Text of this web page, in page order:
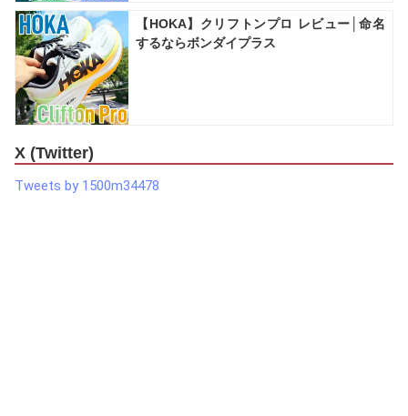
【HOKA】クリフトンプロ レビュー│命名
するならボンダイプラス
X (Twitter)
Tweets by 1500m34478